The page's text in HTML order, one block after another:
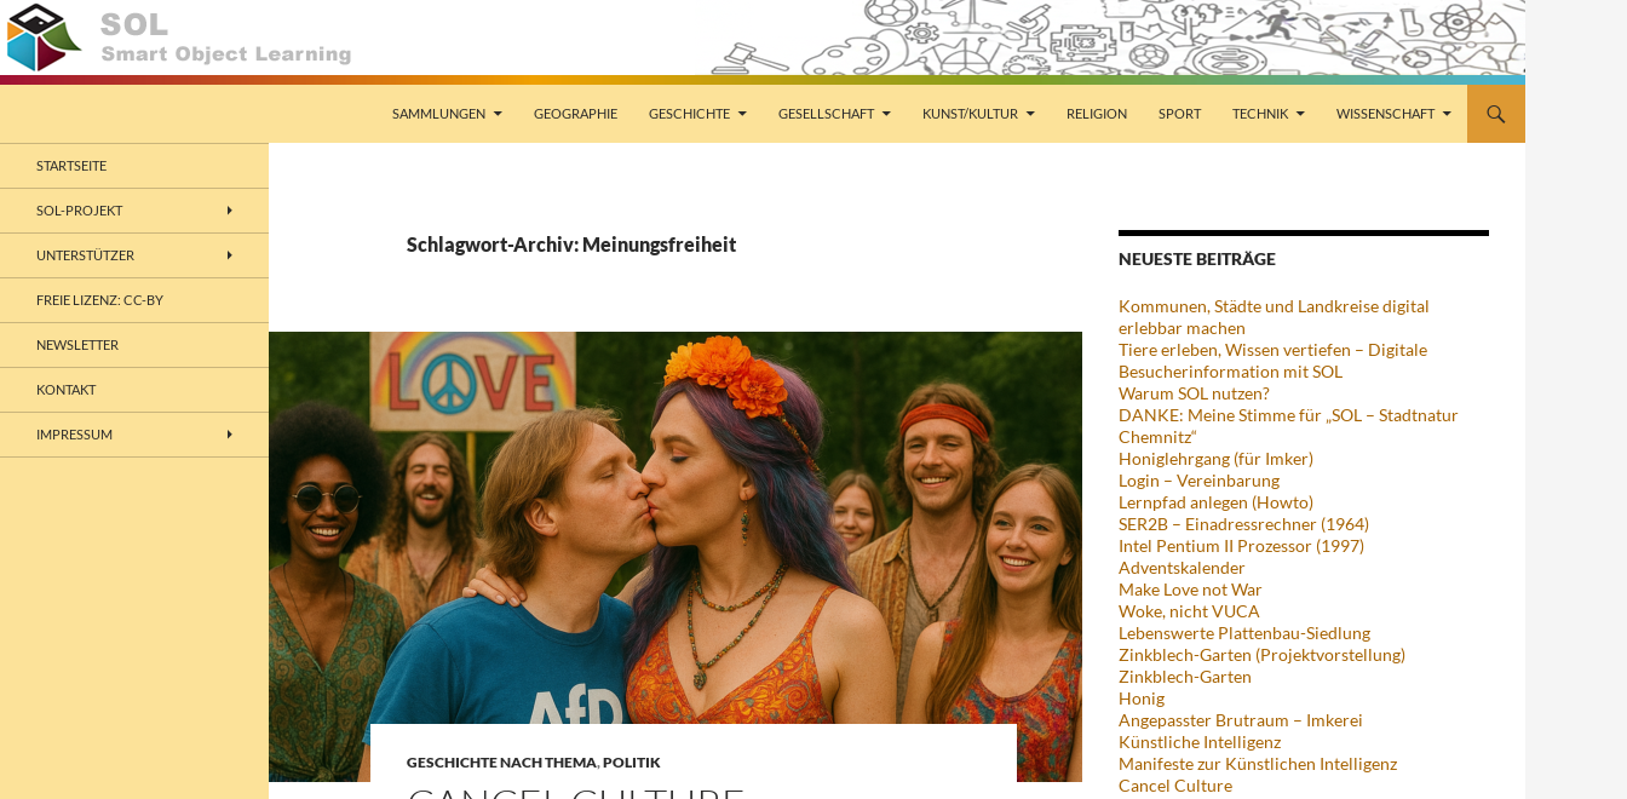
Zum
Inhalt
springen
SAMMLUNGEN GEOGRAPHIE GESCHICHTE GESELLSCHAFT KUNST/KULTUR RELIGION SPORT TECHNIK WISSENSCHAFT
Schlagwort-Archiv: Meinungsfreiheit
GESCHICHTE NACH THEMA,POLITIK
NEUESTE BEITRÄGE
Kommunen, Städte und Landkreise digital
erlebbar machen
Tiere erleben, Wissen vertiefen – Digitale
Besucherinformation mit SOL
Warum SOL nutzen?
DANKE: Meine Stimme für „SOL – Stadtnatur
Chemnitz“
Honiglehrgang (für Imker)
Login – Vereinbarung
Lernpfad anlegen (Howto)
SER2B – Einadressrechner (1964)
Intel Pentium II Prozessor (1997)
Adventskalender
Make Love not War
Woke, nicht VUCA
Lebenswerte Plattenbau-Siedlung
Zinkblech-Garten (Projektvorstellung)
Zinkblech-Garten
Honig
Angepasster Brutraum – Imkerei
Künstliche Intelligenz
Manifeste zur Künstlichen Intelligenz
Cancel Culture
STARTSEITE
SOL-PROJEKT
UNTERSTÜTZER
FREIE LIZENZ: CC-BY
NEWSLETTER
KONTAKT
IMPRESSUM